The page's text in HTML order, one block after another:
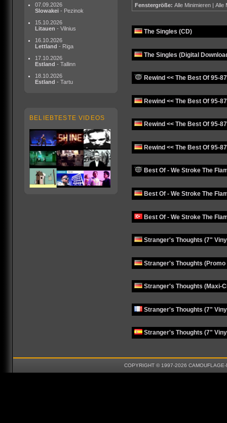
07.09.2026
Slowakei - Pezinok
15.10.2026
Litauen - Vilnius
16.10.2026
Lettland - Riga
17.10.2026
Estland - Tallinn
18.10.2026
Estland - Tartu
BELIEBTESTE VIDEOS
Fenstergröße: Alle Minimieren |Alle
The Singles (CD)
The Singles (Digital
Rewind << The Best Of 95-
Rewind << The Best Of 95-
Rewind << The Best Of 95-
Rewind << The Best Of 95-
Best Of - We Stroke The
Best Of - We Stroke The
Best Of - We Stroke The
Stranger's Thoughts (7"
Stranger's Thoughts (Promo
Stranger's Thoughts (Maxi-
Stranger's Thoughts (7"
Stranger's Thoughts (7"
COPYRIGHT © 1997-2026 CAMOUFLAGE-